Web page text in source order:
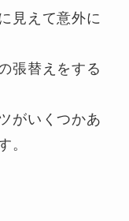
見えて意外に
張替えをする
がいくつかあ
。